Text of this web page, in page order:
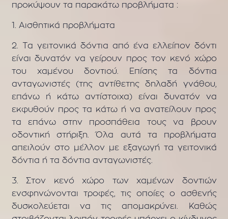
προκύψουν τα παρακάτω προβλήματα :
1. Αισθητικά προβλήματα
2. Τα γειτονικά δόντια από ένα ελλείπον δόντι
είναι δυνατόν να γείρουν προς τον κενό χώρο
του χαμένου δοντιού. Επίσης τα δόντια
ανταγωνιστές (της αντίθετης δηλαδή γνάθου,
επάνω ή κάτω αντίστοιχα) είναι δυνατόν να
εκφυθούν προς τα κάτω ή να ανατείλουν προς
τα επάνω στην προσπάθεια τους να βρουν
οδοντική στήριξη. Όλα αυτά τα προβλήματα
απειλούν στο μέλλον με εξαγωγή τα γειτονικά
δόντια ή τα δόντια ανταγωνιστές.
3. Στον κενό χώρο των χαμένων δοντιών
ενσφηνώνονται τροφές, τις οποίες ο ασθενής
δυσκολεύεται να τις απομακρύνει. Καθώς